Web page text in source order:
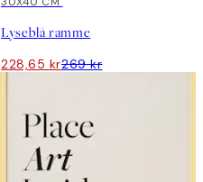
Lyseblå ramme
228,65 kr269 kr